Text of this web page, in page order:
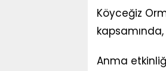
Köyceğiz
Anma